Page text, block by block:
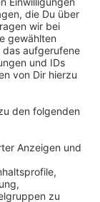
werden.
In
und
und Radweg